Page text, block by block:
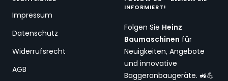
Impressum
Datenschutz
Widerrufsrecht
AGB
INFORMIERT!
Folgen Sie Heinz
Baumaschinen für
Neuigkeiten, Angebote
und innovative
Baggeranbaugeräte. 🚜💪